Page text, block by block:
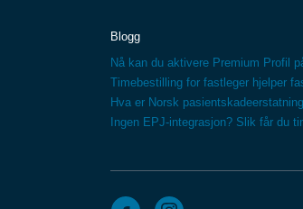
Blogg
Nå kan du aktivere Premium Profil
Timebestilling for fastleger hjelper
Hva er Norsk
Ingen EPJ-integrasjon? Slik får du